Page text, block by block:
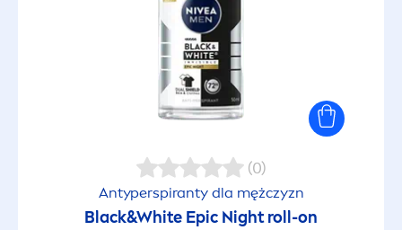
Szybkie wchłanianie
Testowany okulistycznie
Testowany pediatrycznie
Tonizujący
Uczucie gładkiej skóry
(0)
Antyperspiranty dla mężczyzn
Black&White Epic Night roll-on